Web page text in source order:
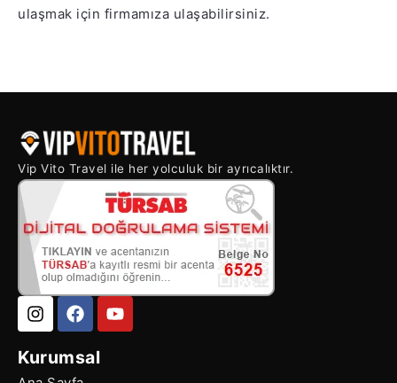
ulaşmak için firmamıza ulaşabilirsiniz.
Vip Vito Travel ile her yolculuk bir ayrıcalıktır.
Kurumsal